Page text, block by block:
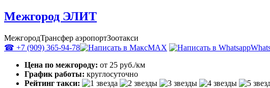
Межгород ЭЛИТ
МежгородТрансфер аэропортЗоотакси
☎ +7 (909) 365-94-78
MAX
Цена по межгороду: от 25 руб./км
График работы: круглосуточно
Рейтинг такси: